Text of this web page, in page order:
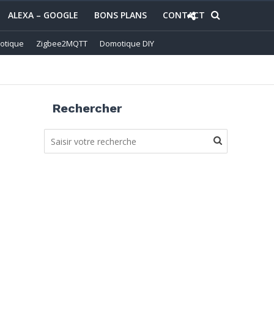
ALEXA – GOOGLE BONS PLANS CONTACT
Zigbee2MQTT Domotique DIY
Rechercher